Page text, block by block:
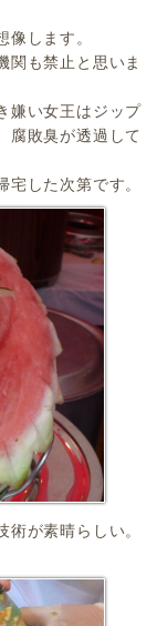
します。
関も禁止と思いま
嫌い女王はジップ
腐敗臭が透過して
した次第です。
が素晴らしい。